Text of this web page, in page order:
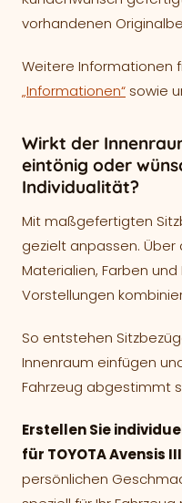
vorhandenen
Weitere Informationen
„Informationen“ sowie
Wirkt der
eintönig oder
Individualität?
Mit maßgefertigten
gezielt anpassen. Über
Materialien, Farben
Vorstellungen
So entstehen
Innenraum einfügen
Fahrzeug abgestimmt
Erstellen Sie
für TOYOTA Avensis
persönlichen